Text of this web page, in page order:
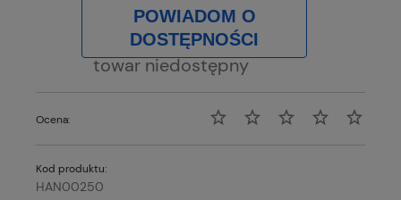
POWIADOM O
DOSTĘPNOŚCI
towar niedostępny
Ocena:
Kod produktu:
HAN00250